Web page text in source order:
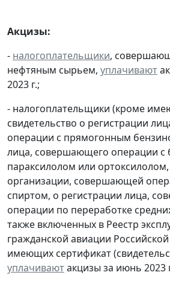
Акцизы:
- налогоплательщики,
нефтяным сырьем, уплачивают
2023 г.;
- налогоплательщики (кроме
свидетельство о регистрации
операции с прямогонным
лица, совершающего операции с
параксилолом или
организации, совершающей
спиртом, о регистрации лица,
операции по переработке
также включенных в Реестр
гражданской авиации
имеющих сертификат
уплачиваютакцизы за июнь 2023